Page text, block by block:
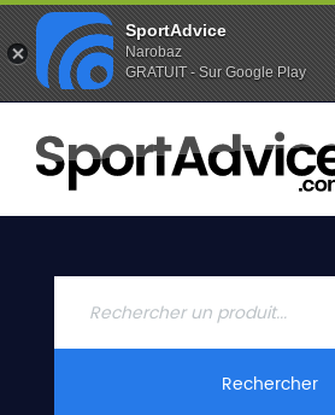
Favoris (0)
ACCUEIL
SKIS
2020
Rechercher
SportAdvice
Narobaz
GRATUIT - Sur Google Play